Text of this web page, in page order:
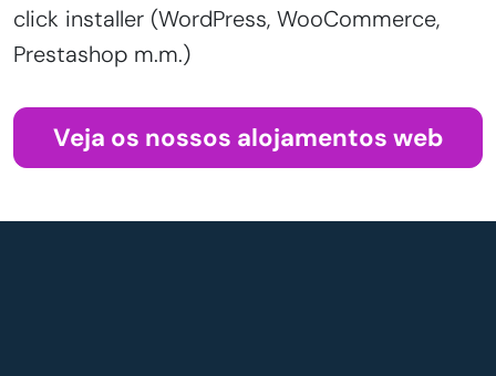
click installer (WordPress, WooCommerce,
Prestashop m.m.)
Veja os nossos alojamentos web